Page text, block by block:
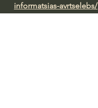
informatsias-avrtselebs/